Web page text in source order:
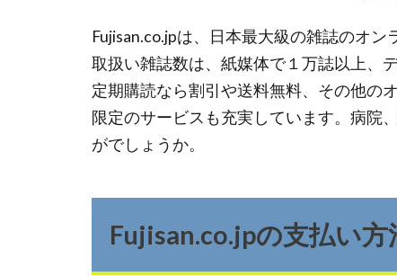
Fujisan.co.jpは、日本最大級の雑誌のオン
取扱い雑誌数は、紙媒体で１万誌以上、
定期購読なら割引や送料無料、その他の
限定のサービスも充実しています。病院
がでしょうか。
Fujisan.co.jpの支払い方